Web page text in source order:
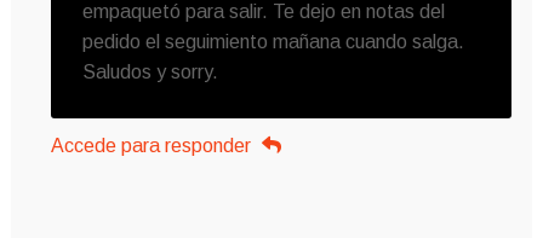
empaquetó para salir. Te dejo en notas del
pedido el seguimiento mañana cuando salga.
Saludos y sorry.
Accede para responder